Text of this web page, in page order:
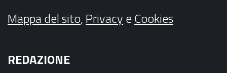
Mappa del sito,PrivacyeCookies
REDAZIONE